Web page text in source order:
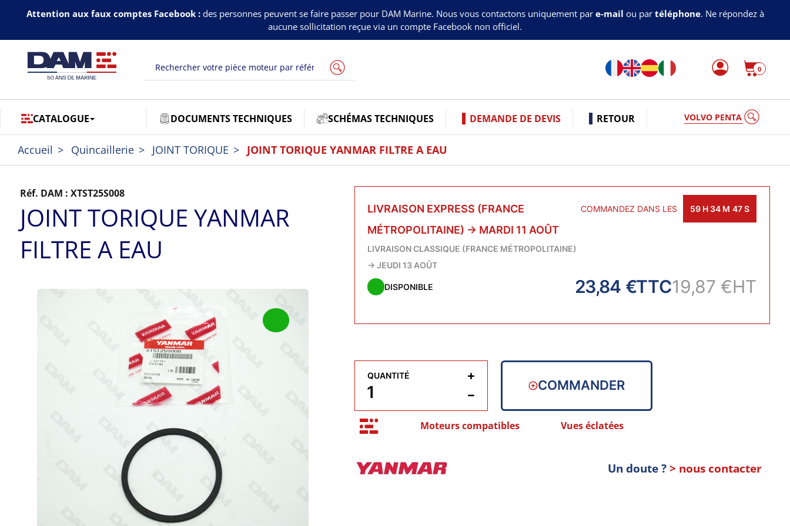
Attention aux faux comptes Facebook :des personnes peuvent se faire passer pour DAM Marine. Nous vous contactons uniquement par e-mail ou par téléphone. Ne répondez à
aucune sollicitation reçue via un compte Facebook non officiel.
0
CATALOGUE DOCUMENTS TECHNIQUES SCHÉMAS TECHNIQUES DEMANDE DE DEVIS RETOUR VOLVO PENTA
Accueil Quincaillerie JOINT TORIQUE JOINT TORIQUE YANMAR FILTRE A EAU
Réf. DAM :XTST25S008
JOINT TORIQUE YANMAR
FILTRE A EAU
LIVRAISON EXPRESS (FRANCE
MÉTROPOLITAINE) → MARDI 11 AOÛT
LIVRAISON CLASSIQUE (FRANCE MÉTROPOLITAINE)
→ JEUDI 13 AOÛT
COMMANDEZ DANS LES 59 H 34 M 46S
DISPONIBLE 23,84 €TTC19,87 €HT
QUANTITÉ
−
+
COMMANDER
Moteurs compatibles Vues éclatées
Un doute ?> nous contacter